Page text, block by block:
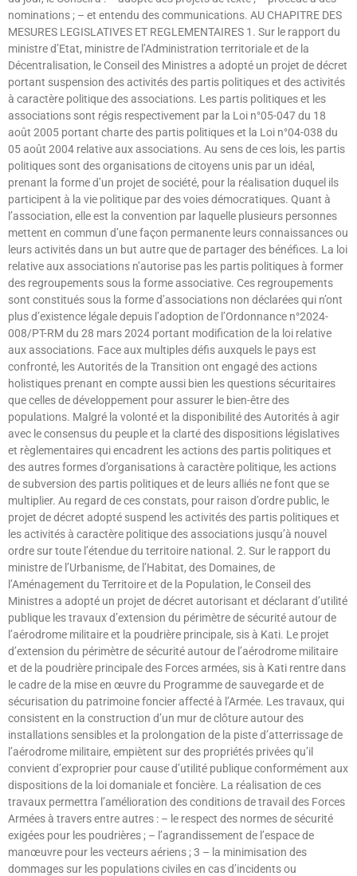
nominations ; – et entendu des communications. AU CHAPITRE DES
MESURES LEGISLATIVES ET REGLEMENTAIRES 1. Sur le rapport du
ministre d’Etat, ministre de l’Administration territoriale et de la
Décentralisation, le Conseil des Ministres a adopté un projet de décret
portant suspension des activités des partis politiques et des activités
à caractère politique des associations. Les partis politiques et les
associations sont régis respectivement par la Loi n°05-047 du 18
août 2005 portant charte des partis politiques et la Loi n°04-038 du
05 août 2004 relative aux associations. Au sens de ces lois, les partis
politiques sont des organisations de citoyens unis par un idéal,
prenant la forme d’un projet de société, pour la réalisation duquel ils
participent à la vie politique par des voies démocratiques. Quant à
l’association, elle est la convention par laquelle plusieurs personnes
mettent en commun d’une façon permanente leurs connaissances ou
leurs activités dans un but autre que de partager des bénéfices. La loi
relative aux associations n’autorise pas les partis politiques à former
des regroupements sous la forme associative. Ces regroupements
sont constitués sous la forme d’associations non déclarées qui n’ont
plus d’existence légale depuis l’adoption de l’Ordonnance n°2024-
008/PT-RM du 28 mars 2024 portant modification de la loi relative
aux associations. Face aux multiples défis auxquels le pays est
confronté, les Autorités de la Transition ont engagé des actions
holistiques prenant en compte aussi bien les questions sécuritaires
que celles de développement pour assurer le bien-être des
populations. Malgré la volonté et la disponibilité des Autorités à agir
avec le consensus du peuple et la clarté des dispositions législatives
et règlementaires qui encadrent les actions des partis politiques et
des autres formes d’organisations à caractère politique, les actions
de subversion des partis politiques et de leurs alliés ne font que se
multiplier. Au regard de ces constats, pour raison d’ordre public, le
projet de décret adopté suspend les activités des partis politiques et
les activités à caractère politique des associations jusqu’à nouvel
ordre sur toute l’étendue du territoire national. 2. Sur le rapport du
ministre de l’Urbanisme, de l’Habitat, des Domaines, de
l’Aménagement du Territoire et de la Population, le Conseil des
Ministres a adopté un projet de décret autorisant et déclarant d’utilité
publique les travaux d’extension du périmètre de sécurité autour de
l’aérodrome militaire et la poudrière principale, sis à Kati. Le projet
d’extension du périmètre de sécurité autour de l’aérodrome militaire
et de la poudrière principale des Forces armées, sis à Kati rentre dans
le cadre de la mise en œuvre du Programme de sauvegarde et de
sécurisation du patrimoine foncier affecté à l’Armée. Les travaux, qui
consistent en la construction d’un mur de clôture autour des
installations sensibles et la prolongation de la piste d’atterrissage de
l’aérodrome militaire, empiètent sur des propriétés privées qu’il
convient d’exproprier pour cause d’utilité publique conformément aux
dispositions de la loi domaniale et foncière. La réalisation de ces
travaux permettra l’amélioration des conditions de travail des Forces
Armées à travers entre autres : – le respect des normes de sécurité
exigées pour les poudrières ; – l’agrandissement de l’espace de
manœuvre pour les vecteurs aériens ; 3 – la minimisation des
dommages sur les populations civiles en cas d’incidents ou